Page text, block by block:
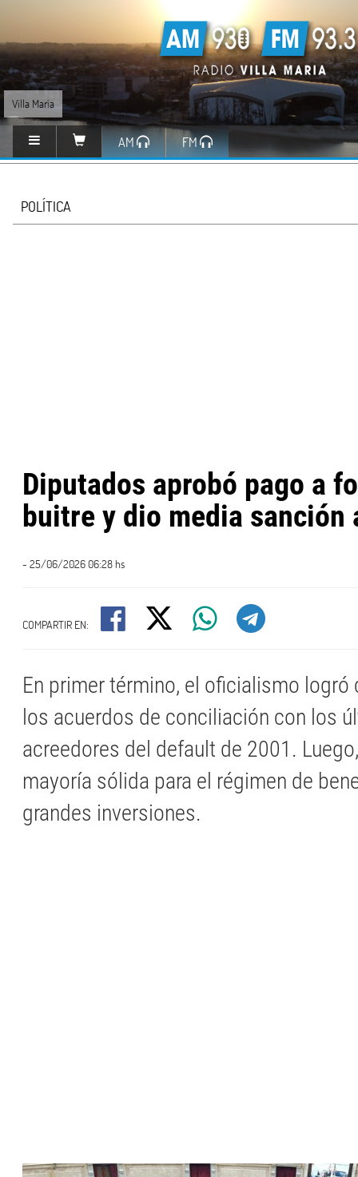
Villa María
AM FM
POLÍTICA
Diputados aprobó pago a
buitre y dio media sanción
- 25/06/2026 06:28 hs
COMPARTIR EN:
En primer término, el oficialismo logró
los acuerdos de conciliación con los
acreedores del default de 2001.
mayoría sólida para el régimen de
grandes inversiones.